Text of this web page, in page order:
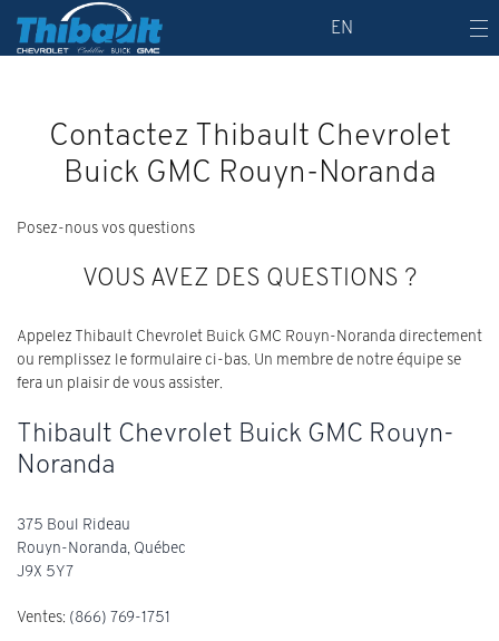
EN
Contactez Thibault Chevrolet
Buick GMC Rouyn-Noranda
Posez-nous vos questions
VOUS AVEZ DES QUESTIONS ?
Appelez Thibault Chevrolet Buick GMC Rouyn-Noranda directement
ou remplissez le formulaire ci-bas. Un membre de notre équipe se
fera un plaisir de vous assister.
Thibault Chevrolet Buick GMC Rouyn-
Noranda
375 Boul Rideau
Rouyn-Noranda, Québec
J9X 5Y7
Ventes: (866) 769-1751